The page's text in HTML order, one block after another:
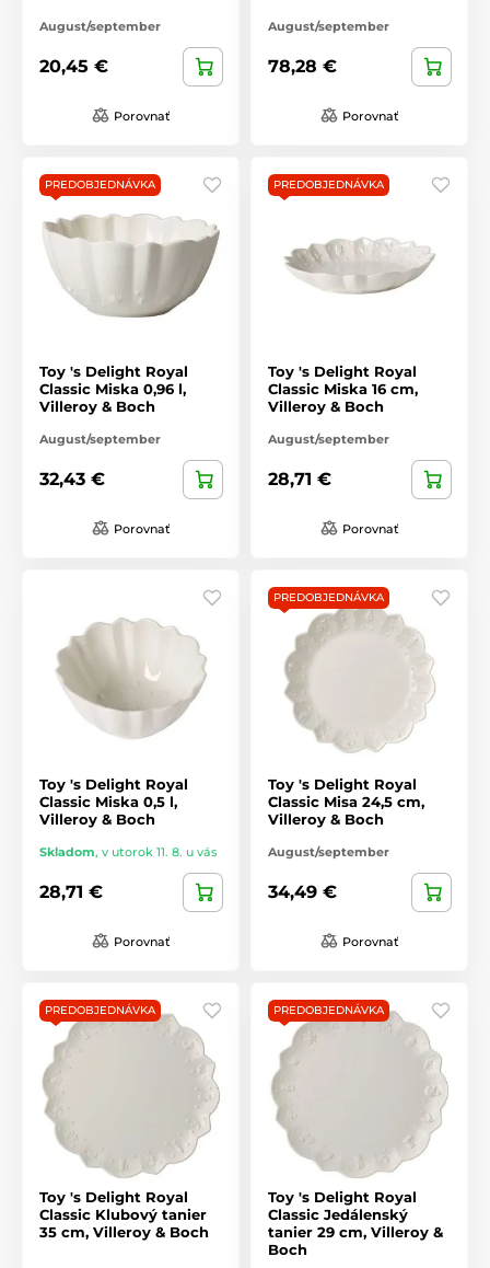
August/september
20,45 €
Porovnať
August/september
78,28 €
Porovnať
PREDOBJEDNÁVKA
Toy 's Delight Royal
Classic Miska 0,96 l,
Villeroy & Boch
August/september
32,43 €
Porovnať
PREDOBJEDNÁVKA
Toy 's Delight Royal
Classic Miska 16 cm,
Villeroy & Boch
August/september
28,71 €
Porovnať
Toy 's Delight Royal
Classic Miska 0,5 l,
Villeroy & Boch
Skladom, v utorok 11. 8. u vás
28,71 €
Porovnať
PREDOBJEDNÁVKA
Toy 's Delight Royal
Classic Misa 24,5 cm,
Villeroy & Boch
August/september
34,49 €
Porovnať
PREDOBJEDNÁVKA
Toy 's Delight Royal
Classic Klubový tanier
35 cm, Villeroy & Boch
PREDOBJEDNÁVKA
Toy 's Delight Royal
Classic Jedálenský
tanier 29 cm, Villeroy &
Boch